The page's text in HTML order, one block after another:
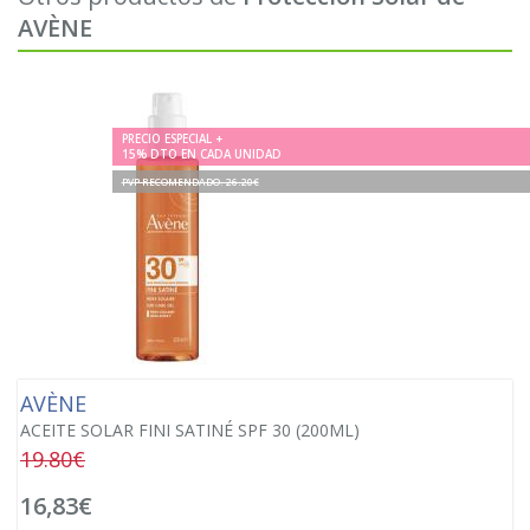
AVÈNE
PRECIO ESPECIAL +
15% DTO EN CADA UNIDAD
PVP RECOMENDADO. 26.20€
AVÈNE
ACEITE SOLAR FINI SATINÉ SPF 30 (200ML)
19.80€
16,83€